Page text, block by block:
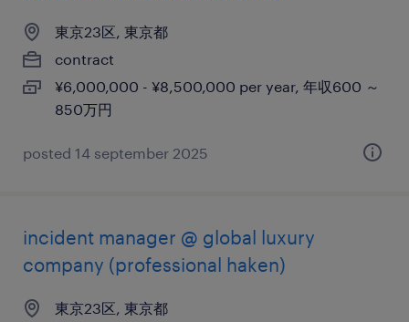
東京23区, 東京都
contract
¥6,000,000 - ¥8,500,000 per year, 年収600 ～
850万円
posted 14 september 2025
incident manager @ global luxury
company (professional haken)
東京23区, 東京都